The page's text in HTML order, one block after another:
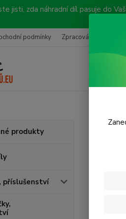
jisti, zda náhradní díl pasuje do
podmínky Zpracování objednávky
produkty
příslušenství